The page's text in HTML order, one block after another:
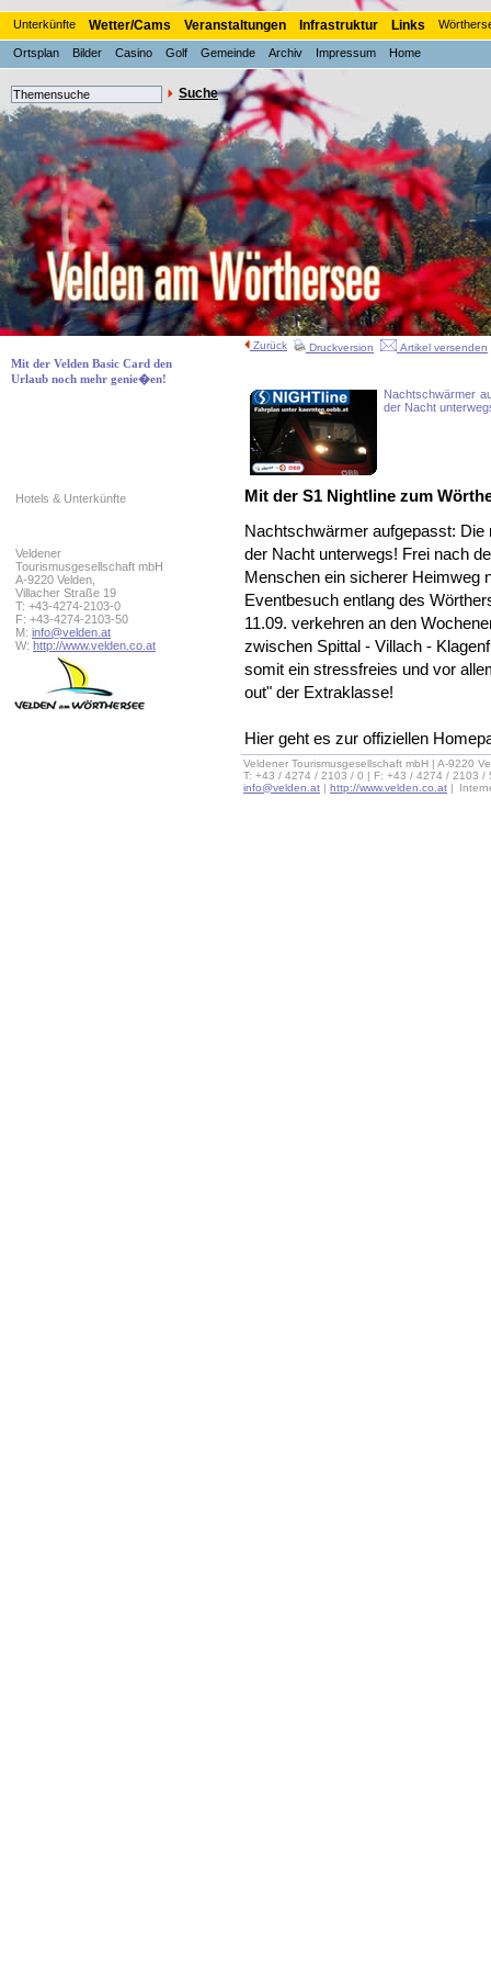
Unterkünfte Wetter/Cams Veranstaltungen Infrastruktur Links
Ortsplan Bilder Casino Golf Gemeinde Archiv Impressum Home
Mit der Velden Basic Card den
Urlaub noch mehr genie�en!
Suche
Hotels & Unterkünfte
Veldener
Tourismusgesellschaft mbH
A-9220 Velden,
Villacher Straße 19
T: +43-4274-2103-0
F: +43-4274-2103-50
M: info@velden.at
W: http://www.velden.co.at
Zurück Druckversion Artikel versenden
Nachtschwärmer
der Nacht
Mit der S1 Nightline zum
Nachtschwärmer aufgepasst:
der Nacht unterwegs! Frei nach
Menschen ein sicherer Heimweg
Eventbesuch entlang des
11.09. verkehren an den
zwischen Spittal - Villach -
somit ein stressfreies und vor
out" der Extraklasse!
Hier geht es zur offiziellen
Veldener Tourismusgesellschaft mbH | A-9220
T: +43 / 4274 / 2103 / 0 | F: +43 / 4274 / 2103 /
info@velden.at | http://www.velden.co.at |